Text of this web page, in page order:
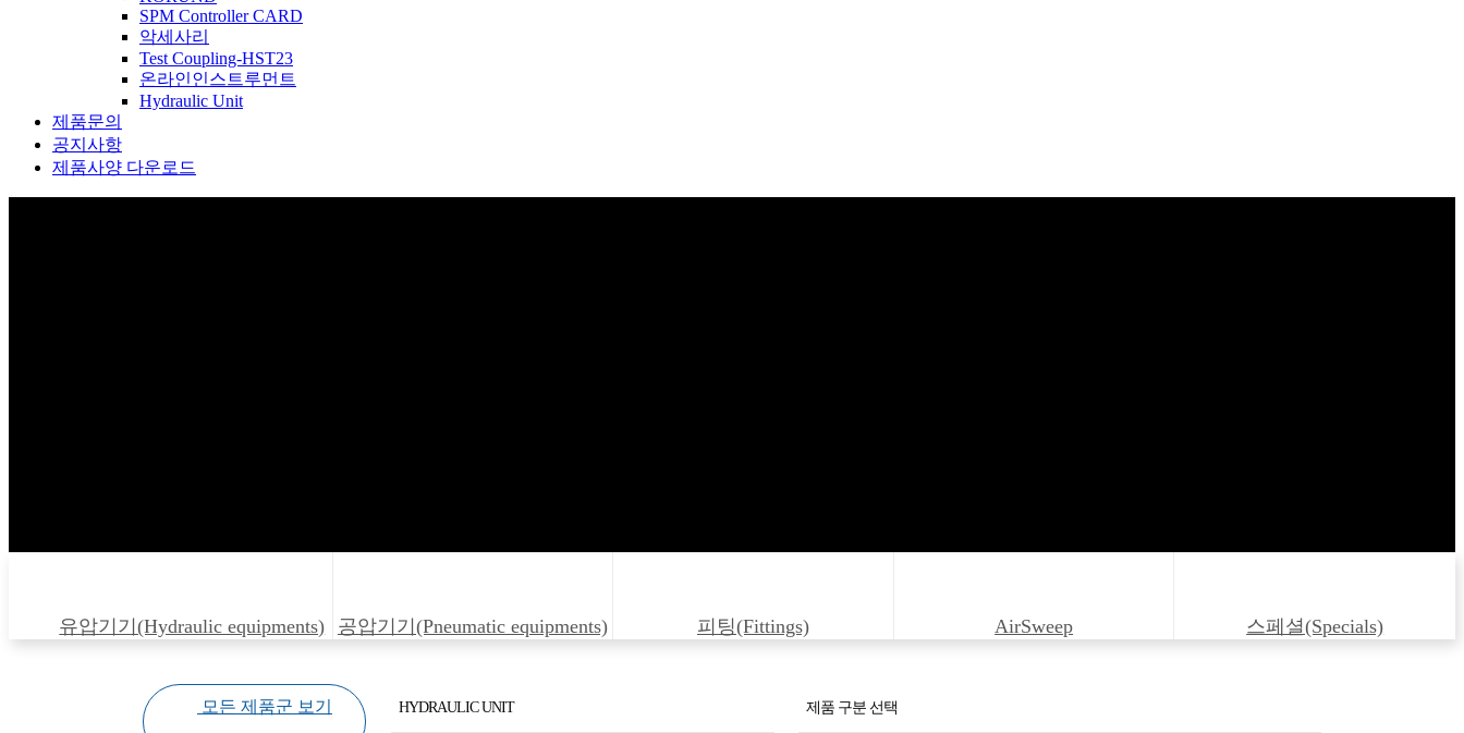
SPM Controller CARD
악세사리
Test Coupling-HST23
온라인인스트루먼트
Hydraulic Unit
제품문의
공지사항
제품사양 다운로드
유압기기(Hydraulic equipments) 공압기기(Pneumatic equipments) 피팅(Fittings) AirSweep 스페셜(Specials)
모든 제품군 보기 HYDRAULIC UNIT 제품 구분 선택